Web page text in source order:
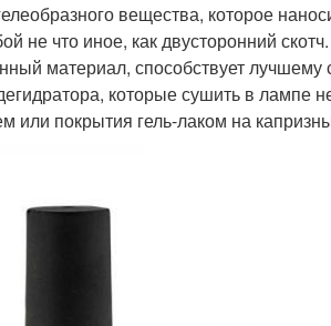
вещества, которое
не что иное, как двусторонний
материал, способствует лучшему
которые сушить в лампе
покрытия гель-лаком на